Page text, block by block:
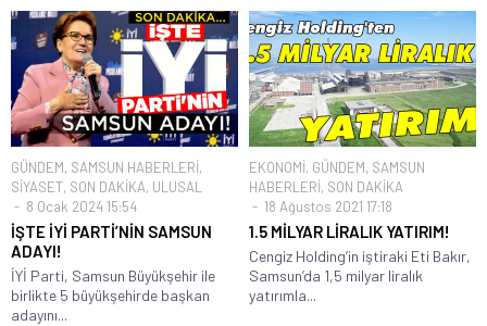
GÜNDEM, SAMSUN HABERLERİ,
SİYASET, SON DAKİKA, ULUSAL
8 Ocak 2024 15:54
İŞTE İYİ PARTİ’NİN SAMSUN
ADAYI!
İYİ Parti, Samsun Büyükşehir ile
birlikte 5 büyükşehirde başkan
adayını...
EKONOMİ, GÜNDEM, SAMSUN
HABERLERİ, SON DAKİKA
18 Ağustos 2021 17:18
1.5 MİLYAR LİRALIK YATIRIM!
Cengiz Holding’in iştiraki Eti Bakır,
Samsun’da 1,5 milyar liralık
yatırımla...